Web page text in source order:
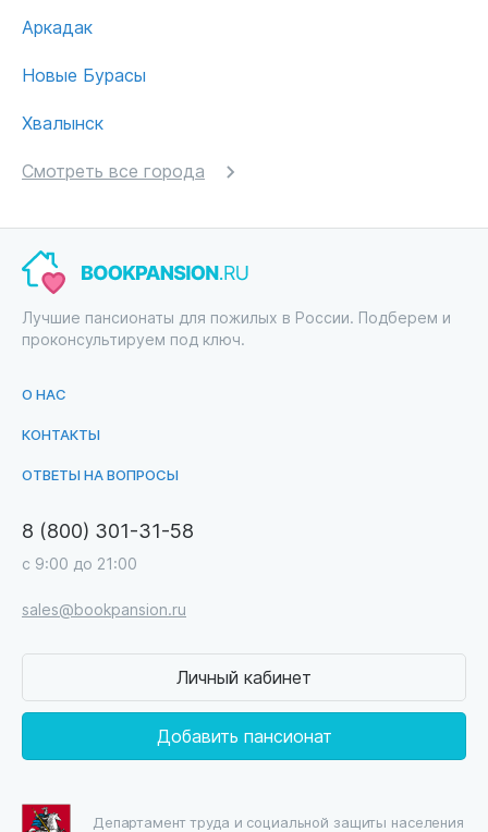
Аркадак
Новые Бурасы
Хвалынск
Смотреть все города
Лучшие пансионаты для пожилых в России. Подберем и
проконсультируем под ключ.
О НАС
КОНТАКТЫ
ОТВЕТЫ НА ВОПРОСЫ
8 (800) 301-31-58
с 9:00 до 21:00
sales@bookpansion.ru
Личный кабинет
Добавить пансионат
Департамент труда и социальной защиты населения